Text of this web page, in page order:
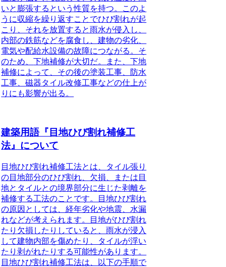
いと膨張するという性質を持つ。このよ
うに収縮を繰り返すことでひび割れが起
こり、それを放置すると雨水が侵入し、
内部の鉄筋などを腐食し、建物の劣化、
電気や配給水設備の故障につながる。そ
のため、下地補修が大切だ。また、下地
補修によって、その後の塗装工事、防水
工事、磁器タイル改修工事などの仕上が
りにも影響が出る。
建築用語『目地ひび割れ補修工
法』について
目地ひび割れ補修工法とは、タイル張り
の目地部分のひび割れ、欠損、または目
地とタイルとの境界部分に生じた剥離を
補修する工法のこと です。目地ひび割れ
の原因としては、経年劣化や地震、水漏
れなどが考えられます。目地がひび割れ
たり欠損したりしていると、雨水が浸入
して建物内部を傷めたり、タイルが浮い
たり剥がれたりする可能性があります。
目地ひび割れ補修工法は、以下の手順で